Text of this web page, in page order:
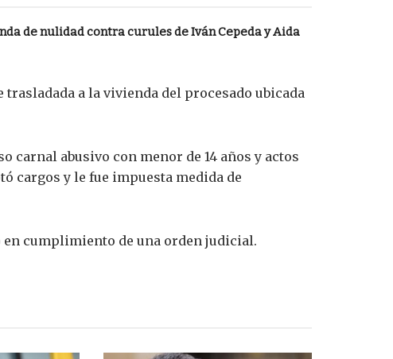
de nulidad contra curules de Iván Cepeda y Aida
a la vivienda del procesado ubicada
carnal abusivo con menor de 14 años y actos
cargos y le fue impuesta medida de
en cumplimiento de una orden judicial.